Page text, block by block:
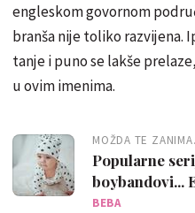
engleskom govornom
branša nije toliko razvijena.
tanje i puno se lakše
u ovim imenima.
MOŽDA TE
Popularne
boybandovi...
imenima
BEBA